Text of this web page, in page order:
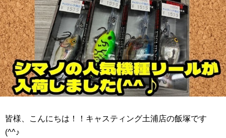
皆様、こんにちは！！キャスティング土浦店の飯塚です
(^^♪